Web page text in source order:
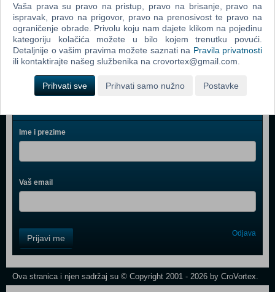
PlayStation 4 500GB D Chassis Gold Lim.ed.+dodatni
Gold DS4 kont
PlayStation 4 1TB Slim D Chassis Black
Ime i prezime
Vaš email
Field
One
Newsletter
Prijavi me Odjava
Ova stranica i njen sadržaj su © Copyright 2001 - 2026 by CroVortex.
Vaša prava su pravo na pristup, pravo na brisanje, pravo na
ispravak, pravo na prigovor, pravo na prenosivost te pravo na
ograničenje obrade. Privolu koju nam dajete klikom na pojedinu
kategoriju kolačića možete u bilo kojem trenutku povući.
Detaljnije o vašim pravima možete saznati na Pravila privatnosti
ili kontaktirajte našeg službenika na crovortex@gmail.com.
Prihvati sve Prihvati samo nužno Postavke